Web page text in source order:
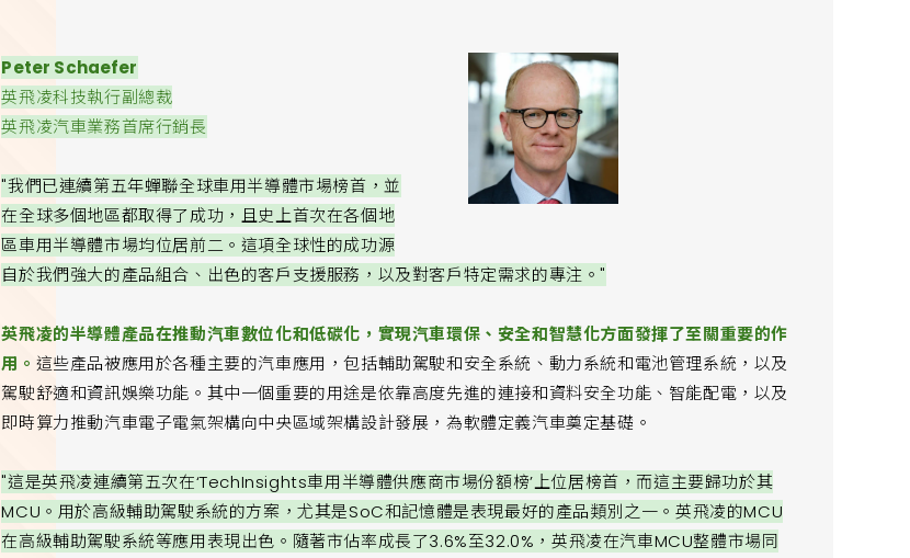
Peter Schaefer
英飛凌科技執行副總裁
英飛凌汽車業務首席行銷長
"我們已連續第五年蟬聯全球車用半導體市場榜首，並
在全球多個地區都取得了成功，且史上首次在各個地
區車用半導體市場均位居前二。這項全球性的成功源
自於我們強大的產品組合、出色的客戶支援服務，以及對客戶特定需求的專注。"
英飛凌的半導體產品在推動汽車數位化和低碳化，實現汽車環保、安全和智慧化方面發揮了至關重要的作
用。 這些產品被應用於各種主要的汽車應用，包括輔助駕駛和安全系統、動力系統和電池管理系統，以及
駕駛舒適和資訊娛樂功能。其中一個重要的用途是依靠高度先進的連接和資料安全功能、智能配電，以及
即時算力推動汽車電子電氣架構向中央區域架構設計發展，為軟體定義汽車奠定基礎。
"這是英飛凌連續第五次在‘TechInsights車用半導體供應商市場份額榜’上位居榜首，而這主要歸功於其
MCU。用於高級輔助駕駛系統的方案，尤其是SoC和記憶體是表現最好的產品類別之一。英飛凌的MCU
在高級輔助駕駛系統等應用表現出色。隨著市佔率成長了3.6%至32.0%，英飛凌在汽車MCU整體市場同